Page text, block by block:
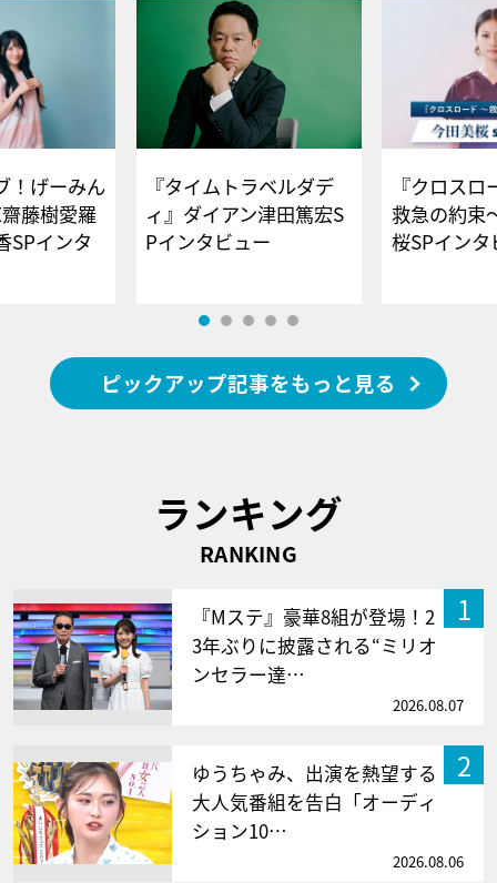
！げーみん
藤樹愛羅
SPインタ
『タイムトラベルダデ
ィ』ダイアン津田篤宏S
Pインタビュー
『クロス
救急の約束
桜SPイ
ピックアップ記事をもっと見る
ランキング
RANKING
1
『Mステ』豪華8組が登場！2
3年ぶりに披露される“ミリオ
ンセラー達…
2026.08.07
2
ゆうちゃみ、出演を熱望する
大人気番組を告白「オーディ
ション10…
2026.08.06